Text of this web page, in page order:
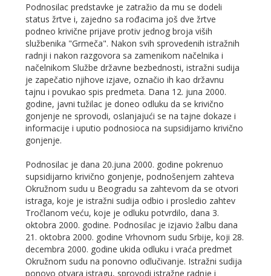
Podnosilac predstavke je zatražio da mu se dodeli
status žrtve i, zajedno sa rođacima još dve žrtve
podneo krivične prijave protiv jednog broja viših
službenika "Grmeča". Nakon svih sprovedenih istražnih
radnji i nakon razgovora sa zamenikom načelnika i
načelnikom Službe državne bezbednosti, istražni sudija
je zapečatio njihove izjave, označio ih kao državnu
tajnu i povukao spis predmeta. Dana 12. juna 2000.
godine, javni tužilac je doneo odluku da se krivično
gonjenje ne sprovodi, oslanjajući se na tajne dokaze i
informacije i uputio podnosioca na supsidijarno krivično
gonjenje.
Podnosilac je dana 20.juna 2000. godine pokrenuo
supsidijarno krivično gonjenje, podnošenjem zahteva
Okružnom sudu u Beogradu sa zahtevom da se otvori
istraga, koje je istražni sudija odbio i prosledio zahtev
Tročlanom veću, koje je odluku potvrdilo, dana 3.
oktobra 2000. godine. Podnosilac je izjavio žalbu dana
21. oktobra 2000. godine Vrhovnom sudu Srbije, koji 28.
decembra 2000. godine ukida odluku i vraća predmet
Okružnom sudu na ponovno odlučivanje. Istražni sudija
ponovo otvara istragu, sprovodi istražne radnje i